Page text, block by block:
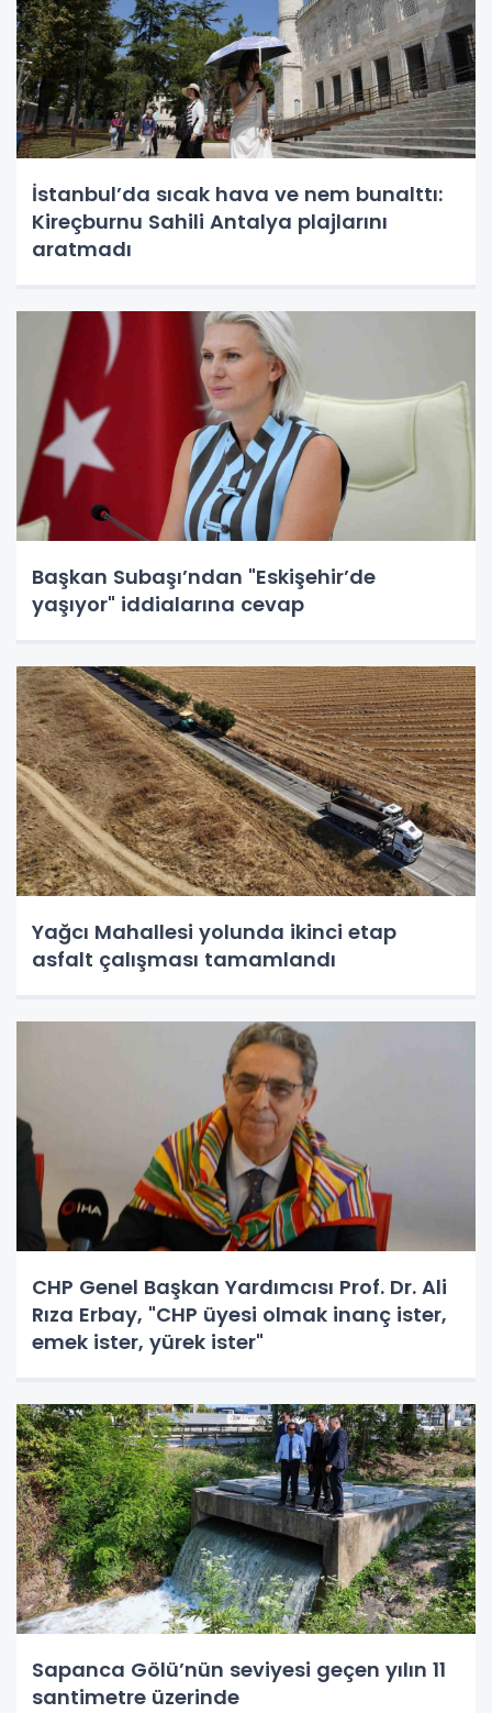
İstanbul’da sıcak hava ve nem bunalttı:
Kireçburnu Sahili Antalya plajlarını
aratmadı
Başkan Subaşı’ndan "Eskişehir’de
yaşıyor" iddialarına cevap
Yağcı Mahallesi yolunda ikinci etap
asfalt çalışması tamamlandı
CHP Genel Başkan Yardımcısı Prof. Dr. Ali
Rıza Erbay, "CHP üyesi olmak inanç ister,
emek ister, yürek ister"
Sapanca Gölü’nün seviyesi geçen yılın 11
santimetre üzerinde